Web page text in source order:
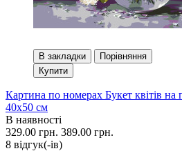
В закладки
Порівняння
Купити
Картина по номерах Букет квітів на
40x50 см
В наявності
329.00 грн. 389.00 грн.
8 вiдгук(-iв)